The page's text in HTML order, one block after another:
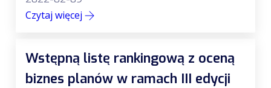
Czytaj więcej
Wstępną listę rankingową z oceną
biznes planów w ramach III edycji